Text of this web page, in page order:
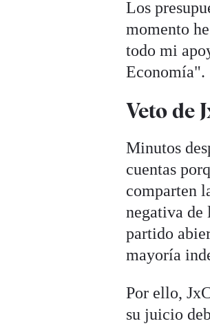
Los
momento
todo mi
Economía".
Veto de
Minutos
cuentas
comparten
negativa de
partido
mayoría
Por ello,
su juicio